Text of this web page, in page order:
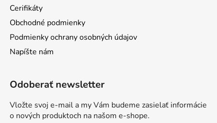
Cerifikáty
Obchodné podmienky
Podmienky ochrany osobných údajov
Napíšte nám
Odoberať newsletter
Vložte svoj e-mail a my Vám budeme zasielať informácie
o nových produktoch na našom e-shope.